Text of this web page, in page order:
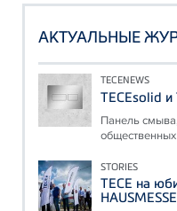
АКТУАЛЬНЫЕ
TECENEWS
TECEsolid
Панель
общественных
STORIES
ТЕСЕ на